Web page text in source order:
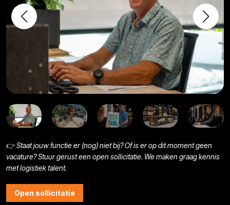
👉Staat jouw functie er (nog) niet bij? Of is er op dit moment geen
vacature? Stuur gerust een open sollicitatie. We maken graag kennis
met logistiek talent.
Open sollicitatie